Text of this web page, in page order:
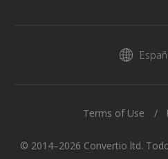
© 2014–2026 Convertio ltd.
Terms of Use